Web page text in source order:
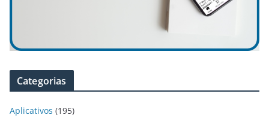
Categorias
Aplicativos (195)